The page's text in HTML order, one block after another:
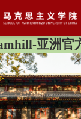
亚洲官